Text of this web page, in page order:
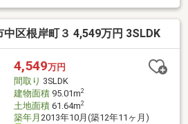
街に位置し、落ち着いた住環境！■小
内に揃い、毎日の暮らしにも便利な
たら下記「資料請求・お問い合わ
お問い合わせください。担当者よ
付や、ご内覧等手配等させていただ
するご相談も承りますので、お気兼
区根岸町３ 4,549万円 3SLDK
4,549万円
間取り 3SLDK
建物面積95.01m2
土地面積61.64m2
築年月 2013年10月(築12年11ヶ月)